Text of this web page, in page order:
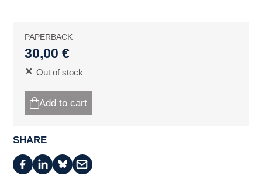
PAPERBACK
30,00 €
Out of stock
Add to cart
SHARE